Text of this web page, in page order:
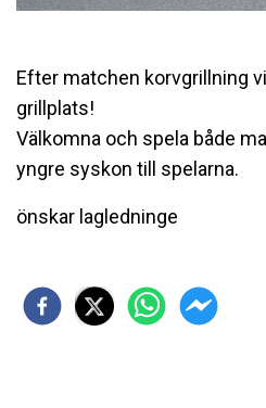
Efter matchen korvgrillning
grillplats!
Välkomna och spela både
yngre syskon till spelarna.
önskar lagledninge